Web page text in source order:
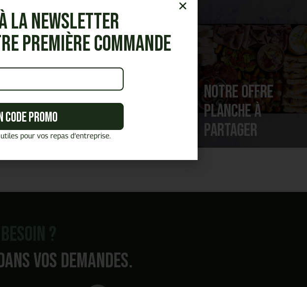
offre
gourmande
Notre offre
Cocktails &
réceptions
Notre offre
Planche à
partager
vos demandes.
la Newsletter
première commande
code promo
pour vos repas d’entreprise.